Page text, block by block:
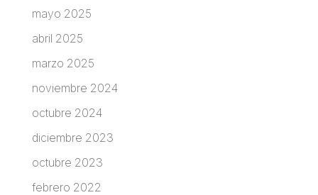
mayo 2025
abril 2025
marzo 2025
noviembre 2024
octubre 2024
diciembre 2023
octubre 2023
febrero 2022